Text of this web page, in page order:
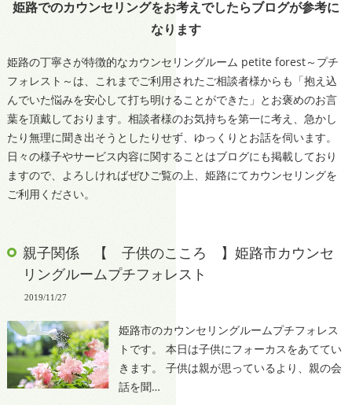
姫路でのカウンセリングをお考えでしたらブログが参考に
なります
姫路の丁寧さが特徴的なカウンセリングルーム petite forest～プチ
フォレスト～は、これまでご利用されたご相談者様からも「抱え込
んでいた悩みを安心して打ち明けることができた」とお褒めのお言
葉を頂戴しております。相談者様のお気持ちを第一に考え、急かし
たり無理に聞き出そうとしたりせず、ゆっくりとお話を伺います。
日々の様子やサービス内容に関することはブログにも掲載しており
ますので、よろしければぜひご覧の上、姫路にてカウンセリングを
ご利用ください。
親子関係 【 子供のこころ 】姫路市カウンセ
リングルームプチフォレスト
2019/11/27
姫路市のカウンセリングルームプチフォレス
トです。 本日は子供にフォーカスをあててい
きます。 子供は親が思っているより、親の会
話を聞…